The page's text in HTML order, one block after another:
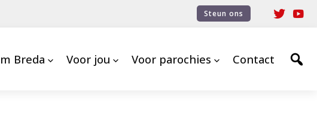
Steun ons
Breda Voor jou Voor parochies Contact